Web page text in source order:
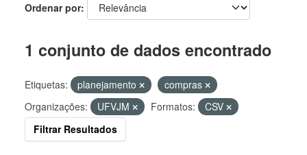
Ordenar por
1 conjunto de dados encontrado
Etiquetas: planejamento
compras
Organizações:
UFVJM Formatos:
CSV
Filtrar Resultados